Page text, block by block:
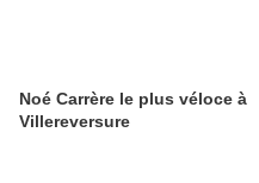
Noé Carrère le plus véloce à
Villereversure